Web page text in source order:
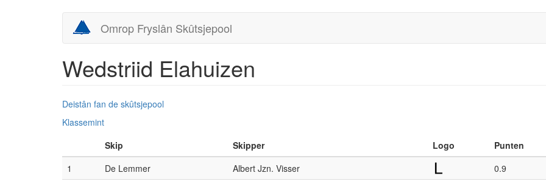
Omrop Fryslân Skûtsjepool
Wedstriid Elahuizen
Deistân fan de skûtsjepool
Klassemint
Skip
Skipper Logo Punten
1
De Lemmer Albert Jzn. Visser 0.9